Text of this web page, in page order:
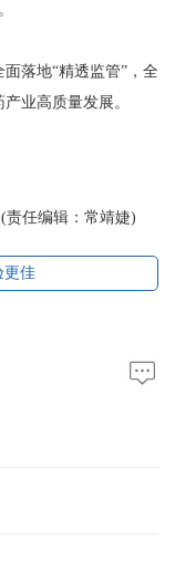
落地“精透监管”，全
业高质量发展。
(责任编辑：常靖婕)
更佳